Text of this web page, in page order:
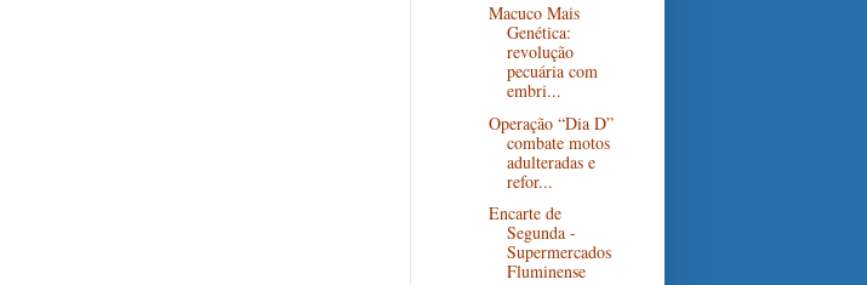
Macuco Mais
Genética:
revolução
pecuária com
embri...
Operação “Dia D”
combate motos
adulteradas e
refor...
Encarte de
Segunda -
Supermercados
Fluminense